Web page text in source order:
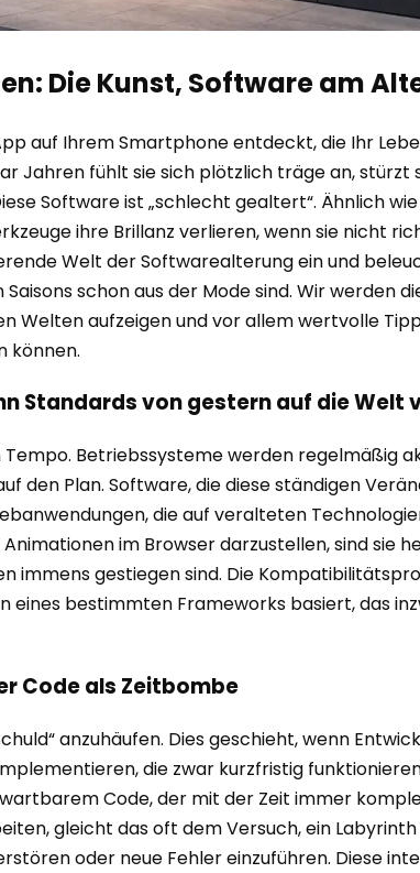
Die Kunst, Software am
auf Ihrem Smartphone entdeckt, die Ihr
Jahren fühlt sie sich plötzlich träge an,
Software ist „schlecht gealtert“. Ähnlich
ihre Brillanz verlieren, wenn sie nicht
Welt der Softwarealterung ein und
schon aus der Mode sind. Wir werden
Welten aufzeigen und vor allem wertvolle
können.
Standards von gestern auf die Welt
Betriebssysteme werden regelmäßig
den Plan. Software, die diese ständigen
die auf veralteten
im Browser darzustellen, sind sie
immens gestiegen sind. Die
bestimmten Frameworks basiert, das
Code als Zeitbombe
anzuhäufen. Dies geschieht, wenn
die zwar kurzfristig
Code, der mit der Zeit immer
gleicht das oft dem Versuch, ein
oder neue Fehler einzuführen. Diese